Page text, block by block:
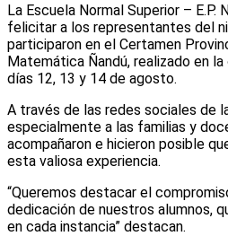
La Escuela Normal Superior – E.P.
felicitar a los representantes del
participaron en el Certamen
Matemática Ñandú, realizado en
días 12, 13 y 14 de agosto.
A través de las redes sociales de
especialmente a las familias y
acompañaron e hicieron posible
esta valiosa experiencia.
“Queremos destacar el
dedicación de nuestros alumnos,
en cada instancia” destacan.